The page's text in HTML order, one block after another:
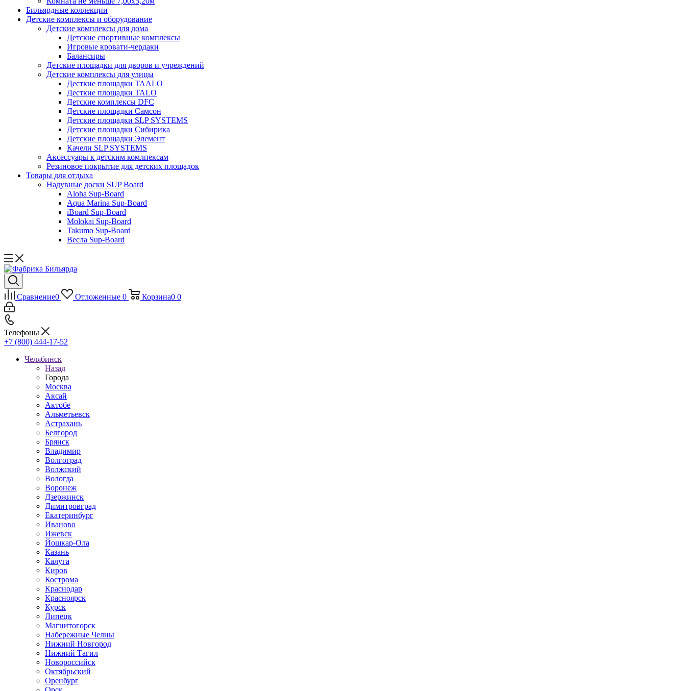
Бильярдные коллекции
Детские комплексы и оборудование
Детские комплексы для дома
Детские спортивные комплексы
Игровые кровати-чердаки
Балансиры
Детские площадки для дворов и учреждений
Детские комплексы для улицы
Десткие площадки TAALO
Десткие площадки TALO
Детские комплексы DFC
Детские площадки Самсон
Детские площадки SLP SYSTEMS
Детские площадки Сибирика
Детские площадки Элемент
Качели SLP SYSTEMS
Аксессуары к детским комлпексам
Резиновое покрытие для детских площадок
Товары для отдыха
Надувные доски SUP Board
Aloha Sup-Board
Aqua Marina Sup-Board
iBoard Sup-Board
Molokai Sup-Board
Takumo Sup-Board
Весла Sup-Board
Сравнение0 Отложенные 0 Корзина0 0
Телефоны
+7 (800) 444-17-52
Челябинск
Назад
Города
Москва
Аксай
Актобе
Альметьевск
Астрахань
Белгород
Брянск
Владимир
Волгоград
Волжский
Вологда
Воронеж
Дзержинск
Димитровград
Екатеринбург
Иваново
Ижевск
Йошкар-Ола
Казань
Калуга
Киров
Кострома
Краснодар
Красноярск
Курск
Липецк
Магнитогорск
Набережные Челны
Нижний Новгород
Нижний Тагил
Новороссийск
Октябрьский
Оренбург